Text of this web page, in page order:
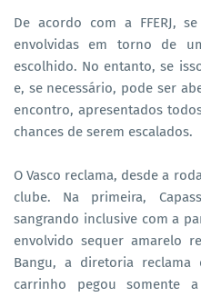
De acordo com a FFERJ,
envolvidas em torno de
escolhido. No entanto, se
e, se necessário, pode ser
encontro, apresentados
chances de serem escalados.
O Vasco reclama, desde a
clube. Na primeira,
sangrando inclusive com a
envolvido sequer amarelo
Bangu, a diretoria
carrinho pegou somente